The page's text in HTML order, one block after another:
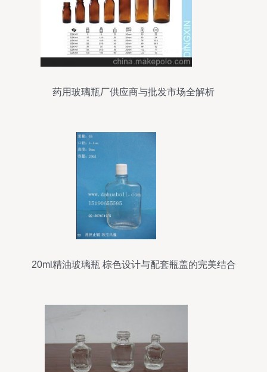
药用玻璃瓶厂供应商与批发市场全解析
20ml精油玻璃瓶 棕色设计与配套瓶盖的完美结合